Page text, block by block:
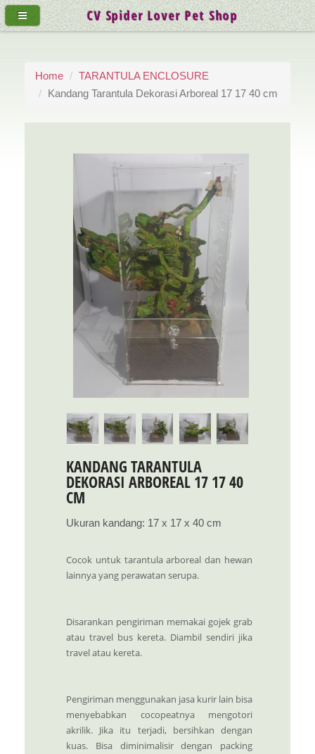
Home
TARANTULA ENCLOSURE
Kandang Tarantula Dekorasi Arboreal 17 17 40 cm
KANDANG TARANTULA
DEKORASI ARBOREAL 17 17 40
CM
Ukuran kandang: 17 x 17 x 40 cm
Cocok untuk tarantula arboreal dan hewan
lainnya yang perawatan serupa.
Disarankan pengiriman memakai gojek grab
atau travel bus kereta. Diambil sendiri jika
travel atau kereta.
Pengiriman menggunakan jasa kurir lain bisa
menyebabkan cocopeatnya mengotori
akrilik. Jika itu terjadi, bersihkan dengan
kuas. Bisa diminimalisir dengan packing
CV Spider Lover Pet Shop